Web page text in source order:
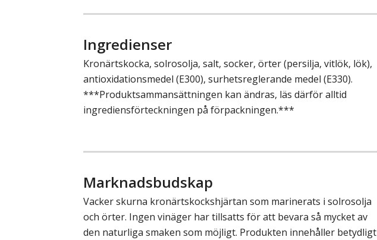
Ingredienser
Kronärtskocka, solrosolja, salt, socker, örter (persilja, vitlök, lök),
antioxidationsmedel (E300), surhetsreglerande medel (E330).
***Produktsammansättningen kan ändras, läs därför alltid
ingrediensförteckningen på förpackningen.***
Marknadsbudskap
Vacker skurna kronärtskockshjärtan som marinerats i solrosolja
och örter. Ingen vinäger har tillsatts för att bevara så mycket av
den naturliga smaken som möjligt. Produkten innehåller betydligt